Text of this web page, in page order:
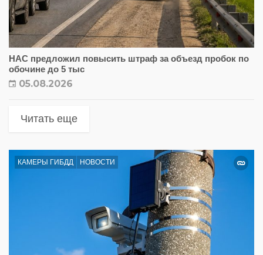
НАС предложил повысить штраф за объезд пробок по
обочине до 5 тыс
05.08.2026
Читать еще
КАМЕРЫ ГИБДД НОВОСТИ